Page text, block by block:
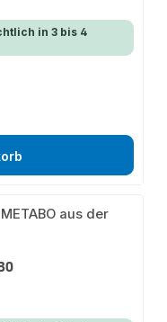
in 3 bis 4